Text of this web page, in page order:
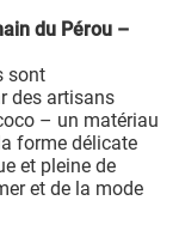
du Pérou –
sont
des artisans
– un matériau
forme délicate
et pleine de
et de la mode